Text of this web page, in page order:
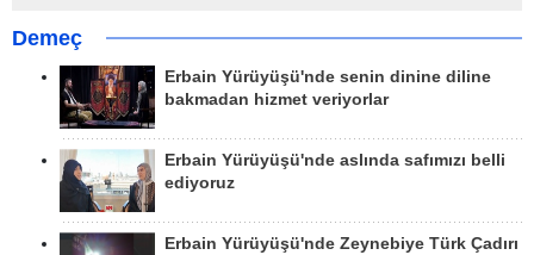
Demeç
Erbain Yürüyüşü'nde senin dinine diline
bakmadan hizmet veriyorlar
Erbain Yürüyüşü'nde aslında safımızı belli
ediyoruz
Erbain Yürüyüşü'nde Zeynebiye Türk Çadırı